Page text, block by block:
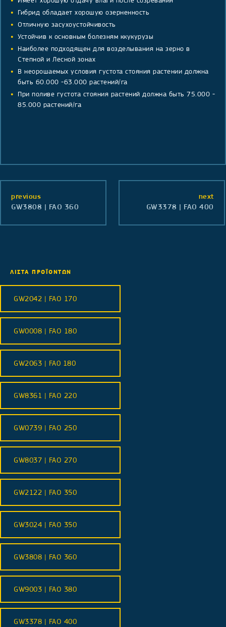
Гибрид обладает хорошую озерненность
Отличную засухоустойчивость
Устойчив к основным болезням ккукурузы
Наиболее подходящен для возделывания на зерно в
Степной и Лесной зонах
В неорошаемых условия густота стояния растении должна
быть 60.000 -63.000 растений/га
При поливе густота стояния растений должна быть 75.000 -
85.000 растений/га
previous
GW3808 | FAO 360
next
GW3378 | FAO 400
ΛΙΣΤΑ ΠΡΟΪΟΝΤΩΝ
GW2042 | FAO 170
GW0008 | FAO 180
GW2063 | FA0 180
GW8361 | FAO 220
GW0739 | FAO 250
GW8037 | FAO 270
GW2122 | FAO 350
GW3024 | FAO 350
GW3808 | FAO 360
GW9003 | FAO 380
GW3378 | FAO 400